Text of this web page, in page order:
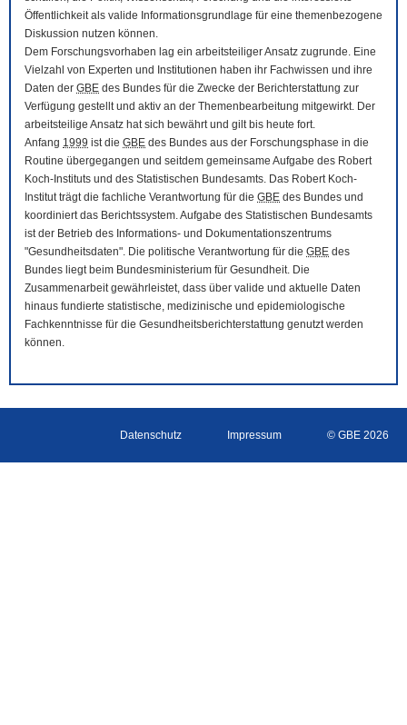
Öffentlichkeit als valide Informationsgrundlage für eine themenbezogene
Diskussion nutzen können.
Dem Forschungsvorhaben lag ein arbeitsteiliger Ansatz zugrunde. Eine
Vielzahl von Experten und Institutionen haben ihr Fachwissen und ihre
Daten der GBE des Bundes für die Zwecke der Berichterstattung zur
Verfügung gestellt und aktiv an der Themenbearbeitung mitgewirkt. Der
arbeitsteilige Ansatz hat sich bewährt und gilt bis heute fort.
Anfang 1999 ist die GBE des Bundes aus der Forschungsphase in die
Routine übergegangen und seitdem gemeinsame Aufgabe des Robert
Koch-Instituts und des Statistischen Bundesamts. Das Robert Koch-
Institut trägt die fachliche Verantwortung für die GBE des Bundes und
koordiniert das Berichtssystem. Aufgabe des Statistischen Bundesamts
ist der Betrieb des Informations- und Dokumentationszentrums
"Gesundheitsdaten". Die politische Verantwortung für die GBE des
Bundes liegt beim Bundesministerium für Gesundheit. Die
Zusammenarbeit gewährleistet, dass über valide und aktuelle Daten
hinaus fundierte statistische, medizinische und epidemiologische
Fachkenntnisse für die Gesundheitsberichterstattung genutzt werden
können.
Datenschutz Impressum © GBE 2026